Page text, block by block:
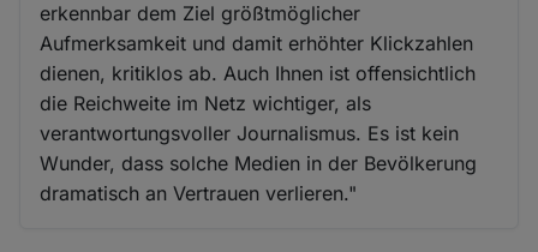
erkennbar dem Ziel größtmöglicher
Aufmerksamkeit und damit erhöhter Klickzahlen
dienen, kritiklos ab. Auch Ihnen ist offensichtlich
die Reichweite im Netz wichtiger, als
verantwortungsvoller Journalismus. Es ist kein
Wunder, dass solche Medien in der Bevölkerung
dramatisch an Vertrauen verlieren."